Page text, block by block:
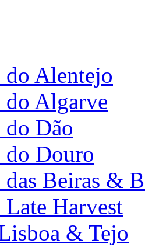
Alentejo
Algarve
Dão
Douro
Beiras &
Harvest
& Tejo